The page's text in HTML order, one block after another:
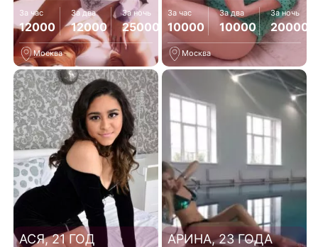
За час
12000
За два
12000
За ночь
25000
Москва
За час
10000
За два
10000
За ночь
20000
Москва
АСЯ, 21 ГОД АРИНА, 23 ГОДА